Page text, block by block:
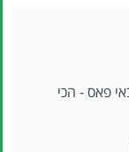
פאס - הכי